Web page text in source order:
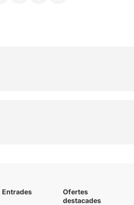
Entrades
Ofertes
destacades